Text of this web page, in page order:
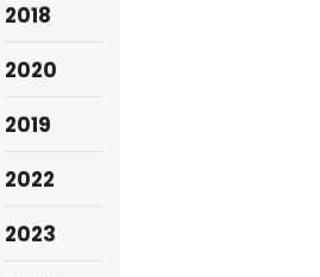
2018
2020
2019
2022
2023